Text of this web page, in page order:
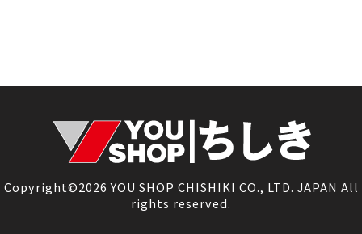
Copyright©2026 YOU SHOP CHISHIKI CO., LTD. JAPAN All
rights reserved.